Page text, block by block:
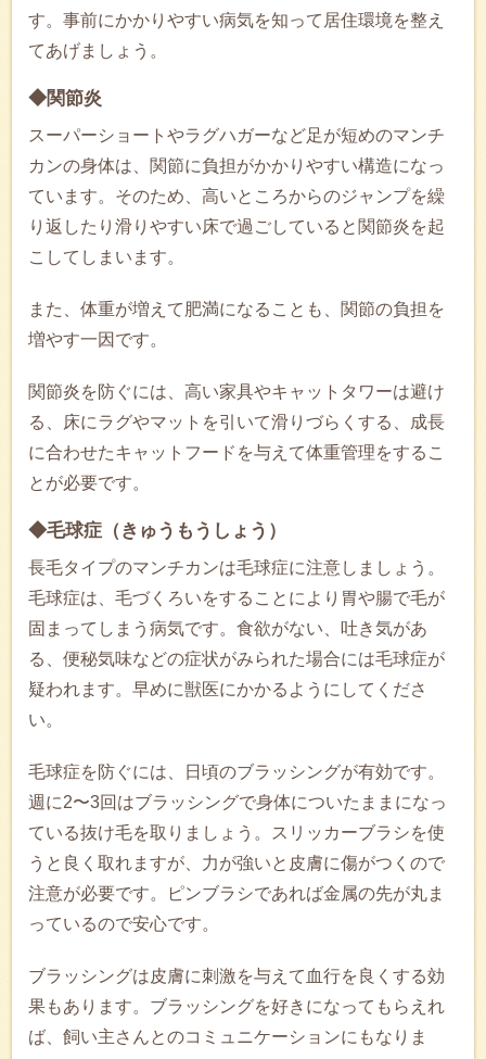
す。事前にかかりやすい病気を知って居住環境を整え
てあげましょう。
◆関節炎
スーパーショートやラグハガーなど足が短めのマンチ
カンの身体は、関節に負担がかかりやすい構造になっ
ています。そのため、高いところからのジャンプを繰
り返したり滑りやすい床で過ごしていると関節炎を起
こしてしまいます。
また、体重が増えて肥満になることも、関節の負担を
増やす一因です。
関節炎を防ぐには、高い家具やキャットタワーは避け
る、床にラグやマットを引いて滑りづらくする、成長
に合わせたキャットフードを与えて体重管理をするこ
とが必要です。
◆毛球症（きゅうもうしょう）
長毛タイプのマンチカンは毛球症に注意しましょう。
毛球症は、毛づくろいをすることにより胃や腸で毛が
固まってしまう病気です。食欲がない、吐き気があ
る、便秘気味などの症状がみられた場合には毛球症が
疑われます。早めに獣医にかかるようにしてくださ
い。
毛球症を防ぐには、日頃のブラッシングが有効です。
週に2〜3回はブラッシングで身体についたままになっ
ている抜け毛を取りましょう。スリッカーブラシを使
うと良く取れますが、力が強いと皮膚に傷がつくので
注意が必要です。ピンブラシであれば金属の先が丸ま
っているので安心です。
ブラッシングは皮膚に刺激を与えて血行を良くする効
果もあります。ブラッシングを好きになってもらえれ
ば、飼い主さんとのコミュニケーションにもなりま